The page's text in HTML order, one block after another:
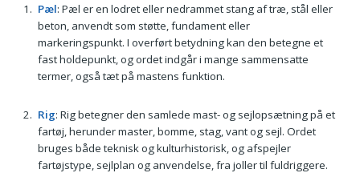
Pæl: Pæl er en lodret eller nedrammet stang af træ, stål eller
beton, anvendt som støtte, fundament eller
markeringspunkt. I overført betydning kan den betegne et
fast holdepunkt, og ordet indgår i mange sammensatte
termer, også tæt på mastens funktion.
Rig: Rig betegner den samlede mast- og sejlopsætning på et
fartøj, herunder master, bomme, stag, vant og sejl. Ordet
bruges både teknisk og kulturhistorisk, og afspejler
fartøjstype, sejlplan og anvendelse, fra joller til fuldriggere.